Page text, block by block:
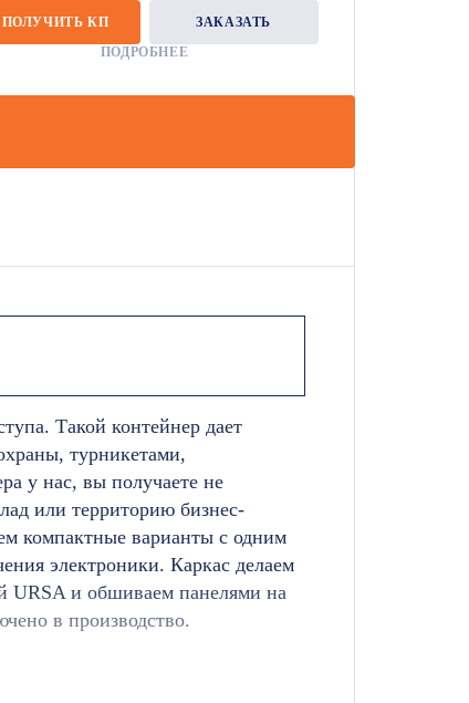
ПОЛУЧИТЬ КП
ЗАКАЗАТЬ
ПОДРОБНЕЕ
Такой контейнер дает
турникетами,
у нас, вы получаете не
или территорию бизнес-
компактные варианты с одним
электроники. Каркас делаем
URSA и обшиваем панелями на
в производство.